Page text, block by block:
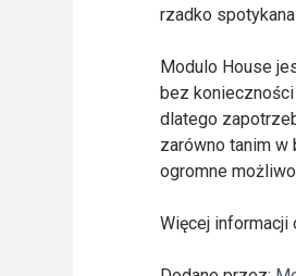
rzadko
Modulo House
bez
dlatego
zarówno tanim
ogromne
Więcej informacji